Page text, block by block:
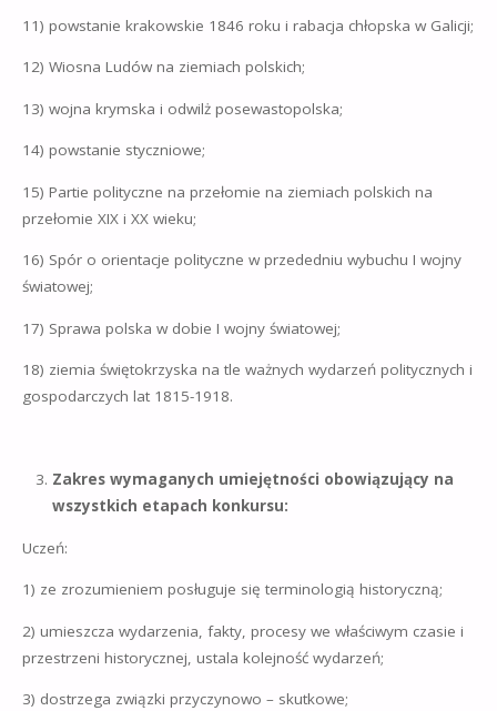
11) powstanie krakowskie 1846 roku i rabacja chłopska w Galicji;
12) Wiosna Ludów na ziemiach polskich;
13) wojna krymska i odwilż posewastopolska;
14) powstanie styczniowe;
15) Partie polityczne na przełomie na ziemiach polskich na
przełomie XIX i XX wieku;
16) Spór o orientacje polityczne w przededniu wybuchu I wojny
światowej;
17) Sprawa polska w dobie I wojny światowej;
18) ziemia świętokrzyska na tle ważnych wydarzeń politycznych i
gospodarczych lat 1815-1918.
Zakres wymaganych umiejętności obowiązujący na
wszystkich etapach konkursu:
Uczeń:
1) ze zrozumieniem posługuje się terminologią historyczną;
2) umieszcza wydarzenia, fakty, procesy we właściwym czasie i
przestrzeni historycznej, ustala kolejność wydarzeń;
3) dostrzega związki przyczynowo – skutkowe;